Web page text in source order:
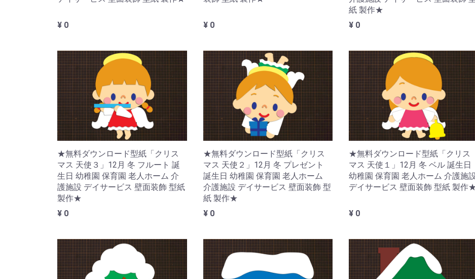
¥ 0 ¥ 0
紙 製作★
¥ 0
★無料ダウンロード型紙「クリス
マス 天使３」12月 冬 フルート 誕
生日 幼稚園 保育園 老人ホーム 介
護施設 デイサービス 壁面装飾 型紙
製作★
¥ 0
★無料ダウンロード型紙「クリス
マス 天使２」12月 冬 プレゼント
誕生日 幼稚園 保育園 老人ホーム
介護施設 デイサービス 壁面装飾 型
紙 製作★
¥ 0
★無料ダウンロード型紙「クリス
マス 天使１」12月 冬 ベル 誕生日
幼稚園 保育園 老人ホーム 介護施
デイサービス 壁面装飾 型紙 製作
¥ 0